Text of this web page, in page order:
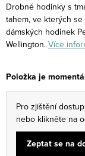
Drobné hodinky s
tahem, ve kterých
dámských hodinek
Wellington. Více
Položka je
Pro zjištění
nebo klikněte na
Zeptat se na